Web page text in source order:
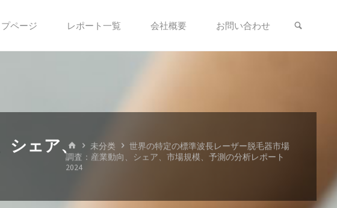
プページ レポート一覧 会社概要 お問い合わせ
シェア、
ホ
ー
ム
未分类
世界の特定の標準波長レーザー脱毛器市場
調査：産業動向、シェア、市場規模、予測の分析レポート
2024